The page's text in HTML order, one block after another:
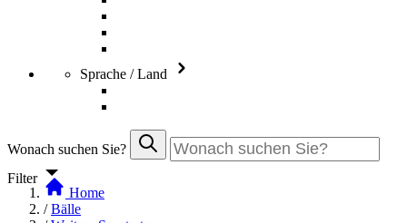
Sprache / Land
Wonach suchen Sie?
Filter
Home
/ Bälle